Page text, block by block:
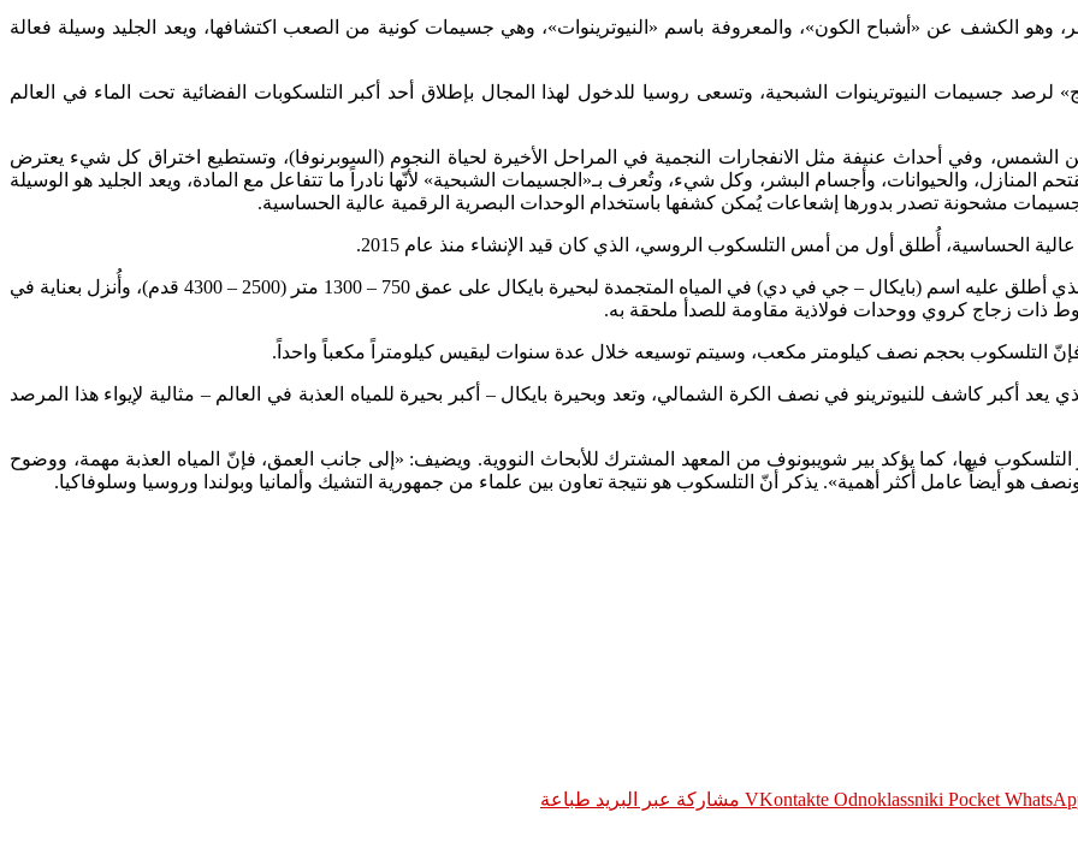
وهو الكشف عن «أشباح الكون»، والمعروفة باسم «النيوترينوات»، وهي جسيمات كونية من الصعب اكتشافها، ويعد الجليد وسيلة فعالة
جسيمات النيوترينوات الشبحية، وتسعى روسيا للدخول لهذا المجال بإطلاق أحد أكبر التلسكوبات الفضائية تحت الماء في العالم
من الشمس، وفي أحداث عنيفة مثل الانفجارات النجمية في المراحل الأخيرة لحياة النجوم (السوبرنوفا)، وتستطيع اختراق كل شيء يعترض
والحيوانات، وأجسام البشر، وكل شيء، وتُعرف بـ«الجسيمات الشبحية» لأنّها نادراً ما تتفاعل مع المادة، ويعد الجليد هو الوسيلة
جسيمات مشحونة تصدر بدورها إشعاعات يُمكن كشفها باستخدام الوحدات البصرية الرقمية عالية الحساسية.
الحساسية، أُطلق أول من أمس التلسكوب الروسي، الذي كان قيد الإنشاء منذ عام 2015.
يقول تقرير نشرته، وكالة الصحافة الفرنسية، إنّه تم غمر التلسكوب، الذي أطلق عليه اسم (بايكال – جي في دي) في المياه المتجمدة لبحيرة بايكال على عمق 750 – 1300 متر (2500 – 4300 قدم)، وأُنزل بعناية في
ذات زجاج كروي ووحدات فولاذية مقاومة للصدأ ملحقة به.
التلسكوب بحجم نصف كيلومتر مكعب، وسيتم توسيعه خلال عدة سنوات ليقيس كيلومتراً مكعباً واحداً.
أكبر كاشف للنيوترينو في نصف الكرة الشمالي، وتعد وبحيرة بايكال – أكبر بحيرة للمياه العذبة في العالم – مثالية لإيواء هذا المرصد
فيها، كما يؤكد بير شويبونوف من المعهد المشترك للأبحاث النووية. ويضيف: «إلى جانب العمق، فإنّ المياه العذبة مهمة، ووضوح
هو أيضاً عامل أكثر أهمية». يذكر أنّ التلسكوب هو نتيجة تعاون بين علماء من جمهورية التشيك وألمانيا وبولندا وروسيا وسلوفاكيا.
Odnoklassniki Pocket مشاركة عبر البريد طباعة